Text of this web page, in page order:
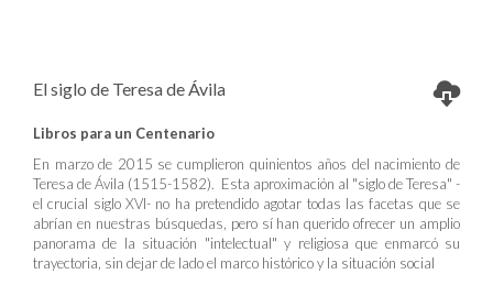
El siglo de Teresa de Ávila
Libros para un Centenario
En marzo de 2015 se cumplieron quinientos años del nacimiento de
Teresa de Ávila (1515-1582). Esta aproximación al "siglo de Teresa" -
el crucial siglo XVI- no ha pretendido agotar todas las facetas que se
abrían en nuestras búsquedas, pero sí han querido ofrecer un amplio
panorama de la situación "intelectual" y religiosa que enmarcó su
trayectoria, sin dejar de lado el marco histórico y la situación social